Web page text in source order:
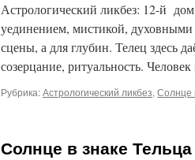
Астрологический ликбез: 12-й
уединением, мистикой,
сцены, а для глубин. Телец здесь
созерцание, ритуальность.
Рубрика:Астрологический ликбез, Солнце
Солнце в знаке